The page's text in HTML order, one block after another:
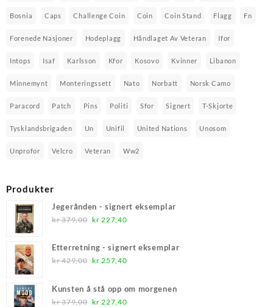
Bosnia Caps Challenge Coin Coin Coin Stand Flagg Fn
Forenede Nasjoner Hodeplagg Håndlaget Av Veteran Ifor
Intops Isaf Karlsson Kfor Kosovo Kvinner Libanon
Minnemynt Monteringssett Nato Norbatt Norsk Camo
Paracord Patch Pins Politi Sfor Signert T-Skjorte
Tysklandsbrigaden Un Unifil United Nations Unosom
Unprofor Velcro Veteran Ww2
Produkter
Jegerånden - signert eksemplar
kr379,00 Opprinnelig
var:
kr 379,00.
kr 227,40Nåværende
er:
Etterretning - signert eksemplar
kr429,00 Opprinnelig
var:
kr 429,00.
kr 257,40Nåværende
Kunsten å stå opp om morgenen
kr379,00 Opprinnelig
kr 227,40Nåværende